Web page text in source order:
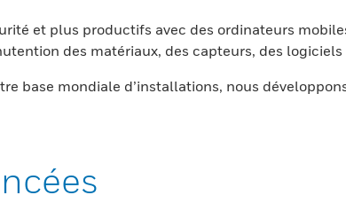
et plus productifs avec des ordinateurs
des matériaux, des capteurs, des
base mondiale d’installations, nous